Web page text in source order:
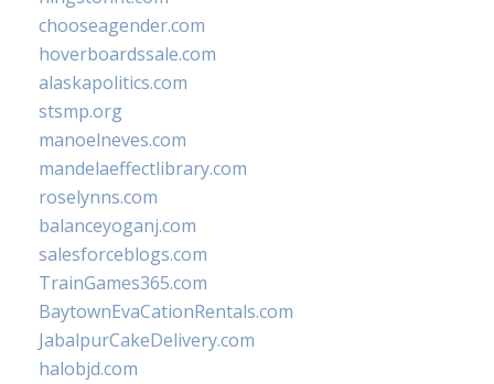
chooseagender.com
hoverboardssale.com
alaskapolitics.com
stsmp.org
manoelneves.com
mandelaeffectlibrary.com
roselynns.com
balanceyoganj.com
salesforceblogs.com
TrainGames365.com
BaytownEvaCationRentals.com
JabalpurCakeDelivery.com
halobjd.com